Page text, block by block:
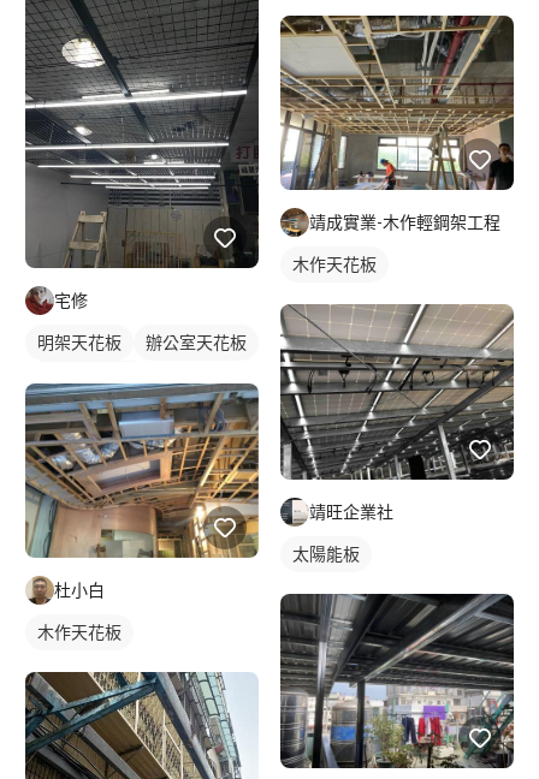
宅修
明架天花板
辦公室天花板
杜小白
木作天花板
靖成實業-木作輕鋼架工程
木作天花板
靖旺企業社
太陽能板